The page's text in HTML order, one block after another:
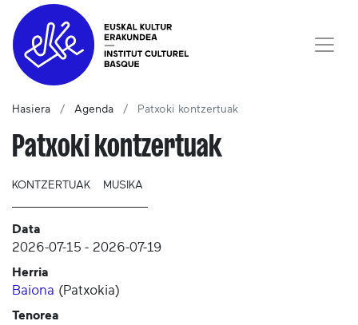
Hasiera Agenda Patxoki kontzertuak
Patxoki kontzertuak
KONTZERTUAK MUSIKA
Data
2026-07-15 - 2026-07-19
Herria
Baiona (Patxokia)
Tenorea